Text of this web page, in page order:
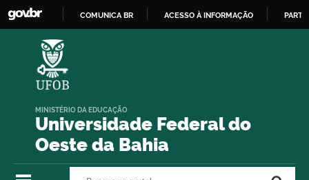
COMUNICA BR ACESSO À INFORMAÇÃO
Universidade Federal do
Oeste da Bahia
MINISTÉRIO DA EDUCAÇÃO